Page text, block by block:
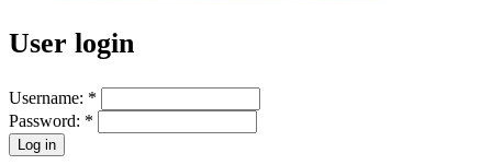
User login
Username: *
Password: *